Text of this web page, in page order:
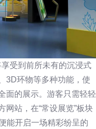
受到前所未有的沉浸式
3D环物等多种功能，使
面的展示。游客只需轻轻
网站，在“常设展览”板块
能开启一场精彩纷呈的